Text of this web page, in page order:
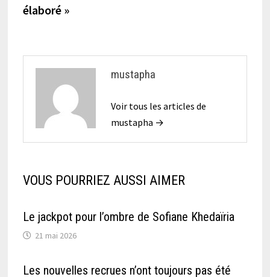
élaboré »
mustapha
Voir tous les articles de
mustapha →
VOUS POURRIEZ AUSSI AIMER
Le jackpot pour l’ombre de Sofiane Khedaïria
21 mai 2026
Les nouvelles recrues n’ont toujours pas été